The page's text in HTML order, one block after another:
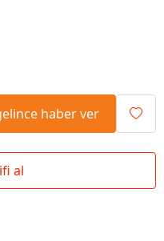
haber ver
al